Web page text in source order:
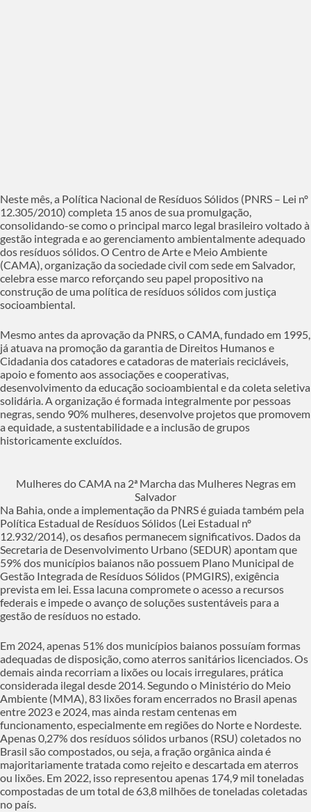
Neste mês, a Política Nacional de Resíduos Sólidos (PNRS – Lei nº
12.305/2010) completa 15 anos de sua promulgação,
consolidando-se como o principal marco legal brasileiro voltado à
gestão integrada e ao gerenciamento ambientalmente adequado
dos resíduos sólidos. O Centro de Arte e Meio Ambiente
(CAMA), organização da sociedade civil com sede em Salvador,
celebra esse marco reforçando seu papel propositivo na
construção de uma política de resíduos sólidos com justiça
socioambiental.
Mesmo antes da aprovação da PNRS, o CAMA, fundado em 1995,
já atuava na promoção da garantia de Direitos Humanos e
Cidadania dos catadores e catadoras de materiais recicláveis,
apoio e fomento aos associações e cooperativas,
desenvolvimento da educação socioambiental e da coleta seletiva
solidária. A organização é formada integralmente por pessoas
negras, sendo 90% mulheres, desenvolve projetos que promovem
a equidade, a sustentabilidade e a inclusão de grupos
historicamente excluídos.
Mulheres do CAMA na 2ª Marcha das Mulheres Negras em
Salvador
Na Bahia, onde a implementação da PNRS é guiada também pela
Política Estadual de Resíduos Sólidos (Lei Estadual nº
12.932/2014), os desafios permanecem significativos. Dados da
Secretaria de Desenvolvimento Urbano (SEDUR) apontam que
59% dos municípios baianos não possuem Plano Municipal de
Gestão Integrada de Resíduos Sólidos (PMGIRS), exigência
prevista em lei. Essa lacuna compromete o acesso a recursos
federais e impede o avanço de soluções sustentáveis para a
gestão de resíduos no estado.
Em 2024, apenas 51% dos municípios baianos possuíam formas
adequadas de disposição, como aterros sanitários licenciados. Os
demais ainda recorriam a lixões ou locais irregulares, prática
considerada ilegal desde 2014. Segundo o Ministério do Meio
Ambiente (MMA), 83 lixões foram encerrados no Brasil apenas
entre 2023 e 2024, mas ainda restam centenas em
funcionamento, especialmente em regiões do Norte e Nordeste.
Apenas 0,27% dos resíduos sólidos urbanos (RSU) coletados no
Brasil são compostados, ou seja, a fração orgânica ainda é
majoritariamente tratada como rejeito e descartada em aterros
ou lixões. Em 2022, isso representou apenas 174,9 mil toneladas
compostadas de um total de 63,8 milhões de toneladas coletadas
no país.